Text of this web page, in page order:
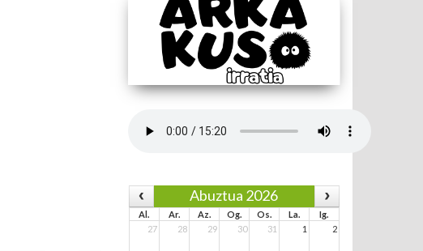
Abuztua 2026
Al. Ar. Az. Og. Os. La.
Ig.
27
28 29 30 31 1 2